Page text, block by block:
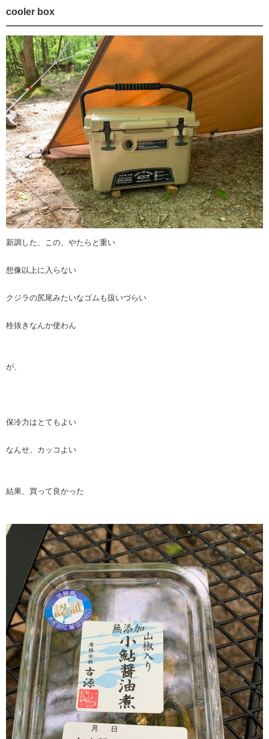
cooler box
新調した、この、やたらと重い
想像以上に入らない
クジラの尻尾みたいなゴムも扱いづらい
栓抜きなんか使わん
が、
保冷力はとてもよい
なんせ、カッコよい
結果、買って良かった